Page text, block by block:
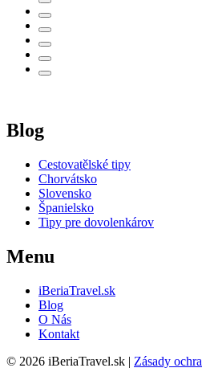
Blog
Cestovatělské tipy
Chorvátsko
Slovensko
Španielsko
Tipy pre dovolenkárov
Menu
iBeriaTravel.sk
Blog
O Nás
Kontakt
© 2026 iBeriaTravel.sk | Zásady